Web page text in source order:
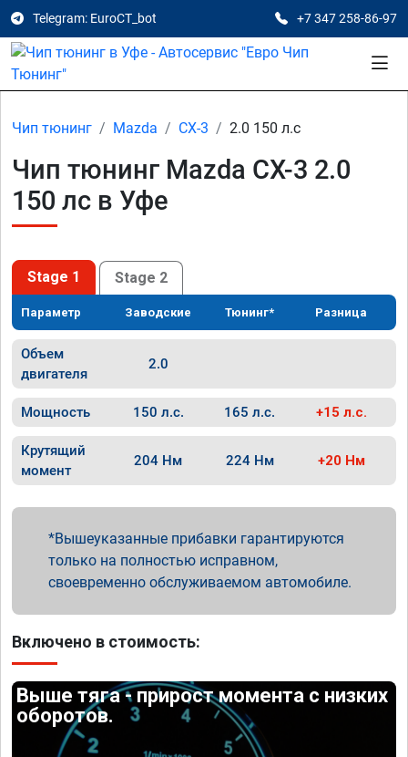
Telegram: EuroCT_bot +7 347 258-86-97
Чип тюнинг Mazda CX-3 2.0 150 л.с
Чип тюнинг Mazda CX-3 2.0
150 лс в Уфе
Stage 1 Stage 2
Параметр Заводские Тюнинг* Разница
Объем
двигателя
2.0
Мощность 150 л.с. 165 л.с. +15 л.с.
Крутящий
момент
204 Нм 224 Нм +20 Нм
Вышеуказанные прибавки гарантируются
только на полностью исправном,
своевременно обслуживаемом автомобиле.
Включено в стоимость:
Выше тяга - прирост момента с низких
оборотов.